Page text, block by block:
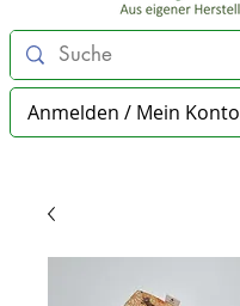
Anmelden / Mein Konto